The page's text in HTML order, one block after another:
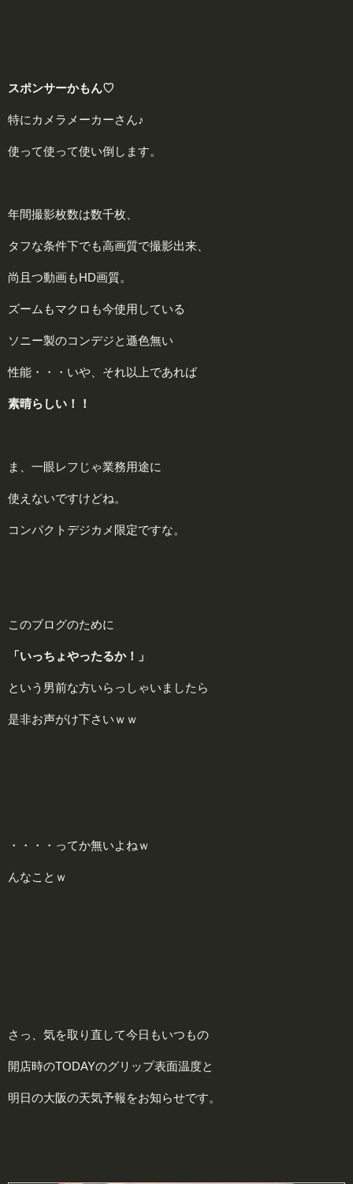
スポンサーかもん♡
特にカメラメーカーさん♪
使って使って使い倒します。
年間撮影枚数は数千枚、
タフな条件下でも高画質で撮影出来、
尚且つ動画もHD画質。
ズームもマクロも今使用している
ソニー製のコンデジと遜色無い
性能・・・いや、それ以上であれば
素晴らしい！！
ま、一眼レフじゃ業務用途に
使えないですけどね。
コンパクトデジカメ限定ですな。
このブログのために
「いっちょやったるか！」
という男前な方いらっしゃいましたら
是非お声がけ下さいｗｗ
・・・・ってか無いよねｗ
んなことｗ
さっ、気を取り直して今日もいつもの
開店時のTODAYのグリップ表面温度と
明日の大阪の天気予報をお知らせです。